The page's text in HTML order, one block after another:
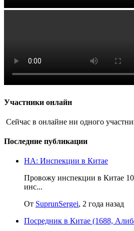
Участники онлайн
Сейчас в онлайне ни одного
Последние публикации
НА: Инспекции в Китае
Провожу инспекции в Китае
инс...
От SuprunSergei, 2 года назад
Посредник в Китае (1688,